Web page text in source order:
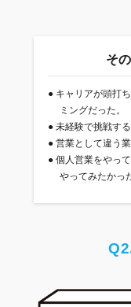
そ
● キャリアが頭打
ミングだった。
●未経験で挑戦す
●営業として違う
●個人営業をやっ
やってみたかっ